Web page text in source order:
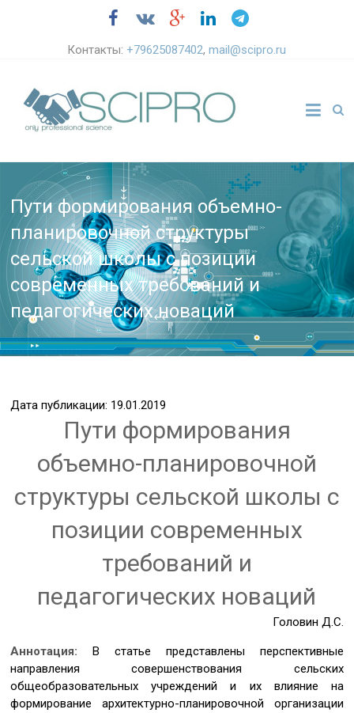
Контакты:+79625087402,mail@scipro.ru
Пути формирования объемно-
планировочной структуры
сельской школы с позиции
современных требований и
педагогических новаций
Дата публикации: 19.01.2019
Пути формирования
объемно-планировочной
структуры сельской школы с
позиции современных
требований и
педагогических новаций
Головин Д.С.
Аннотация:В статье представлены перспективные
направления совершенствования сельских
общеобразовательных учреждений и их влияние на
формирование архитектурно-планировочной организации